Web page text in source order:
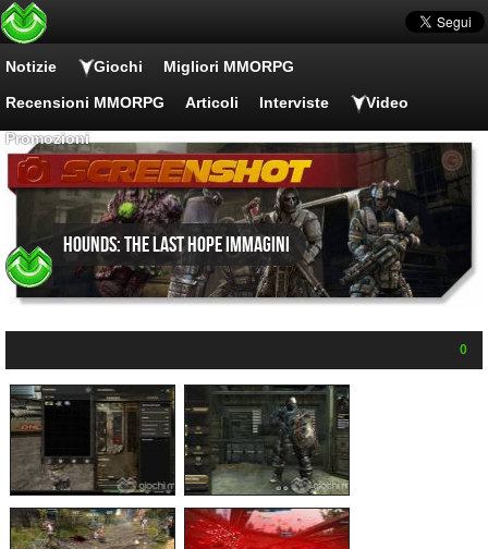
Notizie Giochi Migliori MMORPG
Recensioni MMORPG Articoli Interviste Video
Promozioni
Hounds: The Last Hope Immagini
0